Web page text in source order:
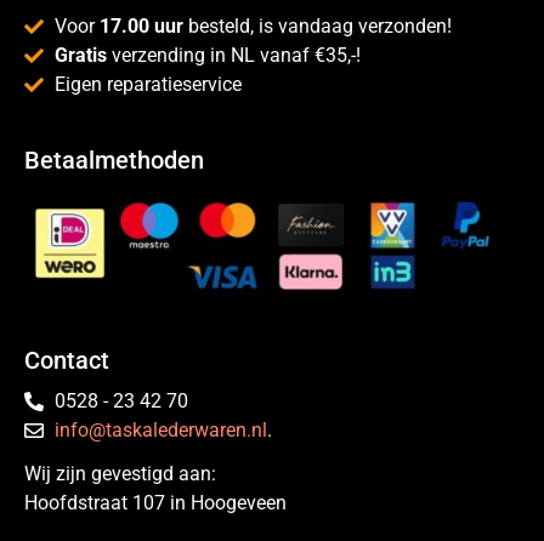
Voor 17.00 uur besteld, is vandaag verzonden!
Gratis verzending in NL vanaf €35,-!
Eigen reparatieservice
Betaalmethoden
Contact
0528 - 23 42 70
info@taskalederwaren.nl .
Wij zijn gevestigd aan:
Hoofdstraat 107 in Hoogeveen